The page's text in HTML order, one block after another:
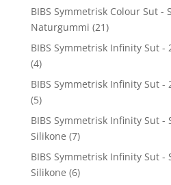
BIBS Symmetrisk Colour Sut -
Naturgummi (21)
BIBS Symmetrisk Infinity Sut -
(4)
BIBS Symmetrisk Infinity Sut -
(5)
BIBS Symmetrisk Infinity Sut -
Silikone (7)
BIBS Symmetrisk Infinity Sut -
Silikone (6)